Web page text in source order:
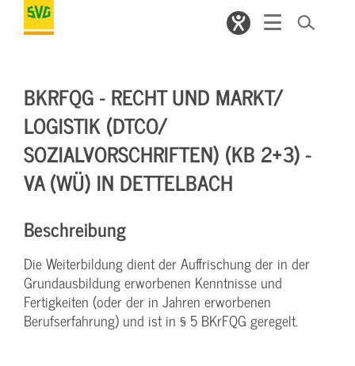
BKRFQG - RECHT UND MARKT/
LOGISTIK (DTCO/
SOZIALVORSCHRIFTEN) (KB 2+3) -
VA (WÜ) IN DETTELBACH
Beschreibung
Die Weiterbildung dient der Auffrischung der in der
Grundausbildung erworbenen Kenntnisse und
Fertigkeiten (oder der in Jahren erworbenen
Berufserfahrung) und ist in § 5 BKrFQG geregelt.